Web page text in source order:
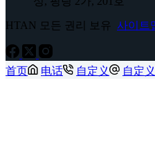
HTAN 모든 권리 보유 사이트
首页 电话 自定义 自定义